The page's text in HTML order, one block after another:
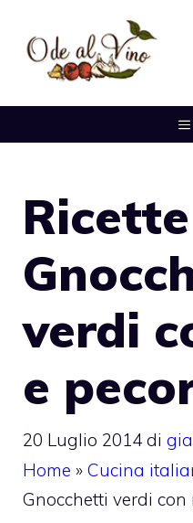
contenuto
verdi
e
20 Luglio 2014 di
Home » Cucina
Gnocchetti verdi con